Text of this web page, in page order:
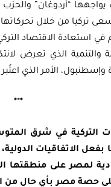
يواجهها “أردوغان”
تسعى تركيا من خلال
استعادة الاقتصاد
والتنمية الذي تعرض
الأمر الذي
*
*
*
التركية في شرق
بفعل الاتفاقيات
لمصر على منطقتها
حصة مصر بأي حال من